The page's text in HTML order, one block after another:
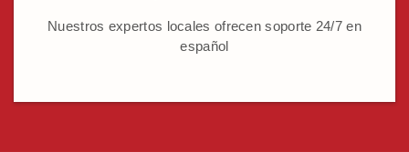
Nuestros expertos locales ofrecen soporte 24/7 en
español